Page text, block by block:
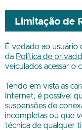
Limitação de
É vedado ao usuário
da Política de
veiculados acessar o
Tendo em vista as
Internet, é possível
suspensões de
incompletas ou que
técnica de qualquer